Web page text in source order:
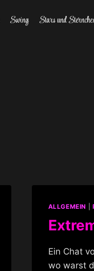
Swing Stars und
ALLGEMEIN
Ein Chat
wo warst